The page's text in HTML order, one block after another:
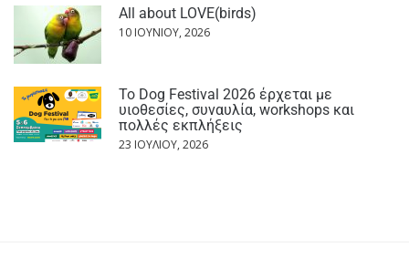
All about LOVE(birds)
10 ΙΟΥΝΊΟΥ, 2026
Το Dog Festival 2026 έρχεται με
υιοθεσίες, συναυλία, workshops και
πολλές εκπλήξεις
23 ΙΟΥΛΊΟΥ, 2026